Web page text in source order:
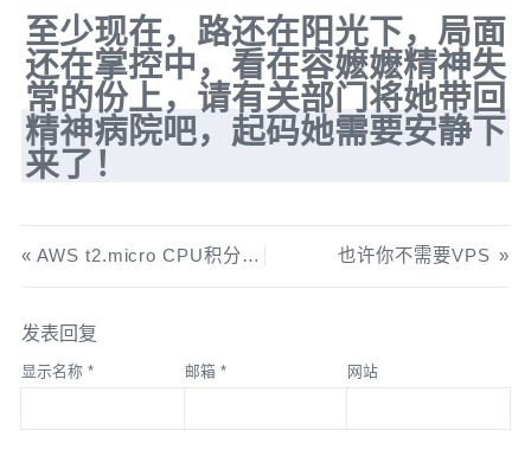
至少现在，路还在阳光下，局面
还在掌控中，看在容嬷嬷精神失
常的份上，请有关部门将她带回
精神病院吧，起码她需要安静下
来了！
AWS t2.micro CPU积分计算 也许你不需要VPS
发表回复
显示名称 * 邮箱 * 网站